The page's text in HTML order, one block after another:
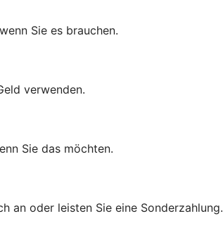
Sie es brauchen.
verwenden.
Sie das möchten.
an oder leisten Sie eine Sonderzahlung.